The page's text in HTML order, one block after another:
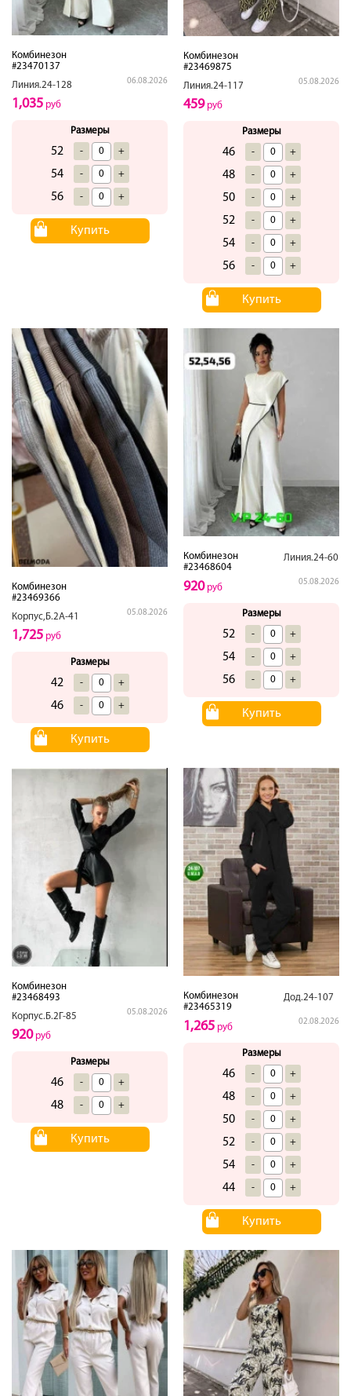
Комбинезон
#23470137
Линия.24-128
06.08.2026
1,035 руб
Размеры
52 - +
54 - +
56 - +
Купить
Комбинезон
#23469875
Линия.24-117
05.08.2026
459руб
Размеры
46 - +
48 - +
50 - +
52 - +
54 - +
56 - +
Купить
Комбинезон
#23469366
Корпус,Б.2А-41
05.08.2026
1,725 руб
Размеры
42 - +
46 - +
Купить
Комбинезон
#23468604
Линия.24-60
05.08.2026
920руб
Размеры
52 - +
54 - +
56 - +
Купить
Комбинезон
#23468493
Корпус.Б.2Г-85
05.08.2026
920руб
Размеры
46 - +
48 - +
Купить
Комбинезон
#23465319
Дод.24-107
02.08.2026
1,265 руб
Размеры
46 - +
48 - +
50 - +
52 - +
54 - +
44 - +
Купить